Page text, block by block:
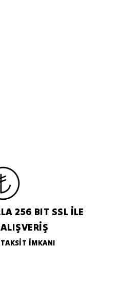
256 BIT SSL İLE
TAKSİT İMKANI